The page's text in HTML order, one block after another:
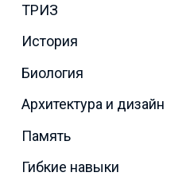
ТРИЗ
История
Биология
Архитектура и дизайн
Память
Гибкие навыки